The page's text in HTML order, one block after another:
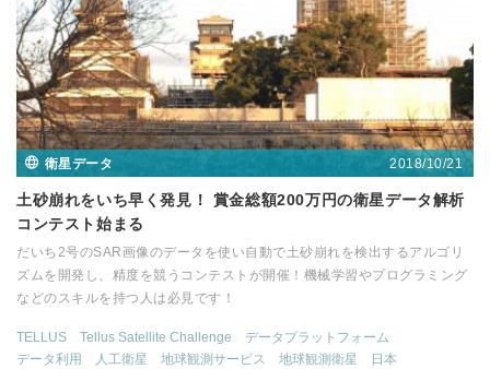
衛星データ 2018/10/21
土砂崩れをいち早く発見！ 賞金総額200万円の衛星データ解析
コンテスト始まる
だいち2号のSAR画像のデータを使い自動で土砂崩れを検出するアルゴリ
ズムを開発し、精度を競うコンテストが開催！機械学習やプログラミング
などのスキルを持つ人は必見です！
TELLUS Tellus Satellite Challenge
データプラットフォーム
データ利用
人工衛星 地球観測サービス 地球観測衛星
日本